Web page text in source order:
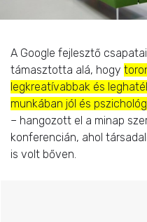
A Google fejlesztő
támasztotta alá, hogy
legkreatívabbak és
munkában jól és
– hangozott el a minap
konferencián, ahol
is volt bőven.